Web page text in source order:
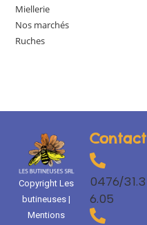
Miellerie
Nos marchés
Ruches
Copyright Les
butineuses |
Mentions
Contact
0476/31.3
6.05